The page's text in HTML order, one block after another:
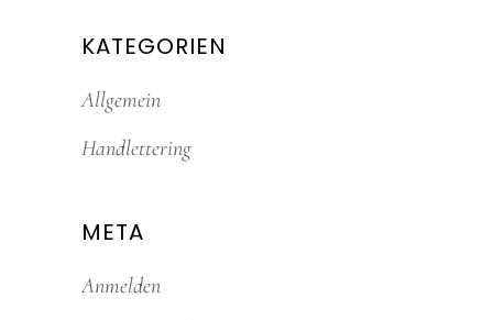
KATEGORIEN
Allgemein
Handlettering
META
Anmelden